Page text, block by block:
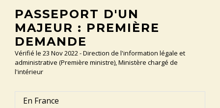
PASSEPORT D'UN
MAJEUR : PREMIÈRE
DEMANDE
Vérifié le 23 Nov 2022 - Direction de l'information légale et
administrative (Première ministre), Ministère chargé de
l'intérieur
En France